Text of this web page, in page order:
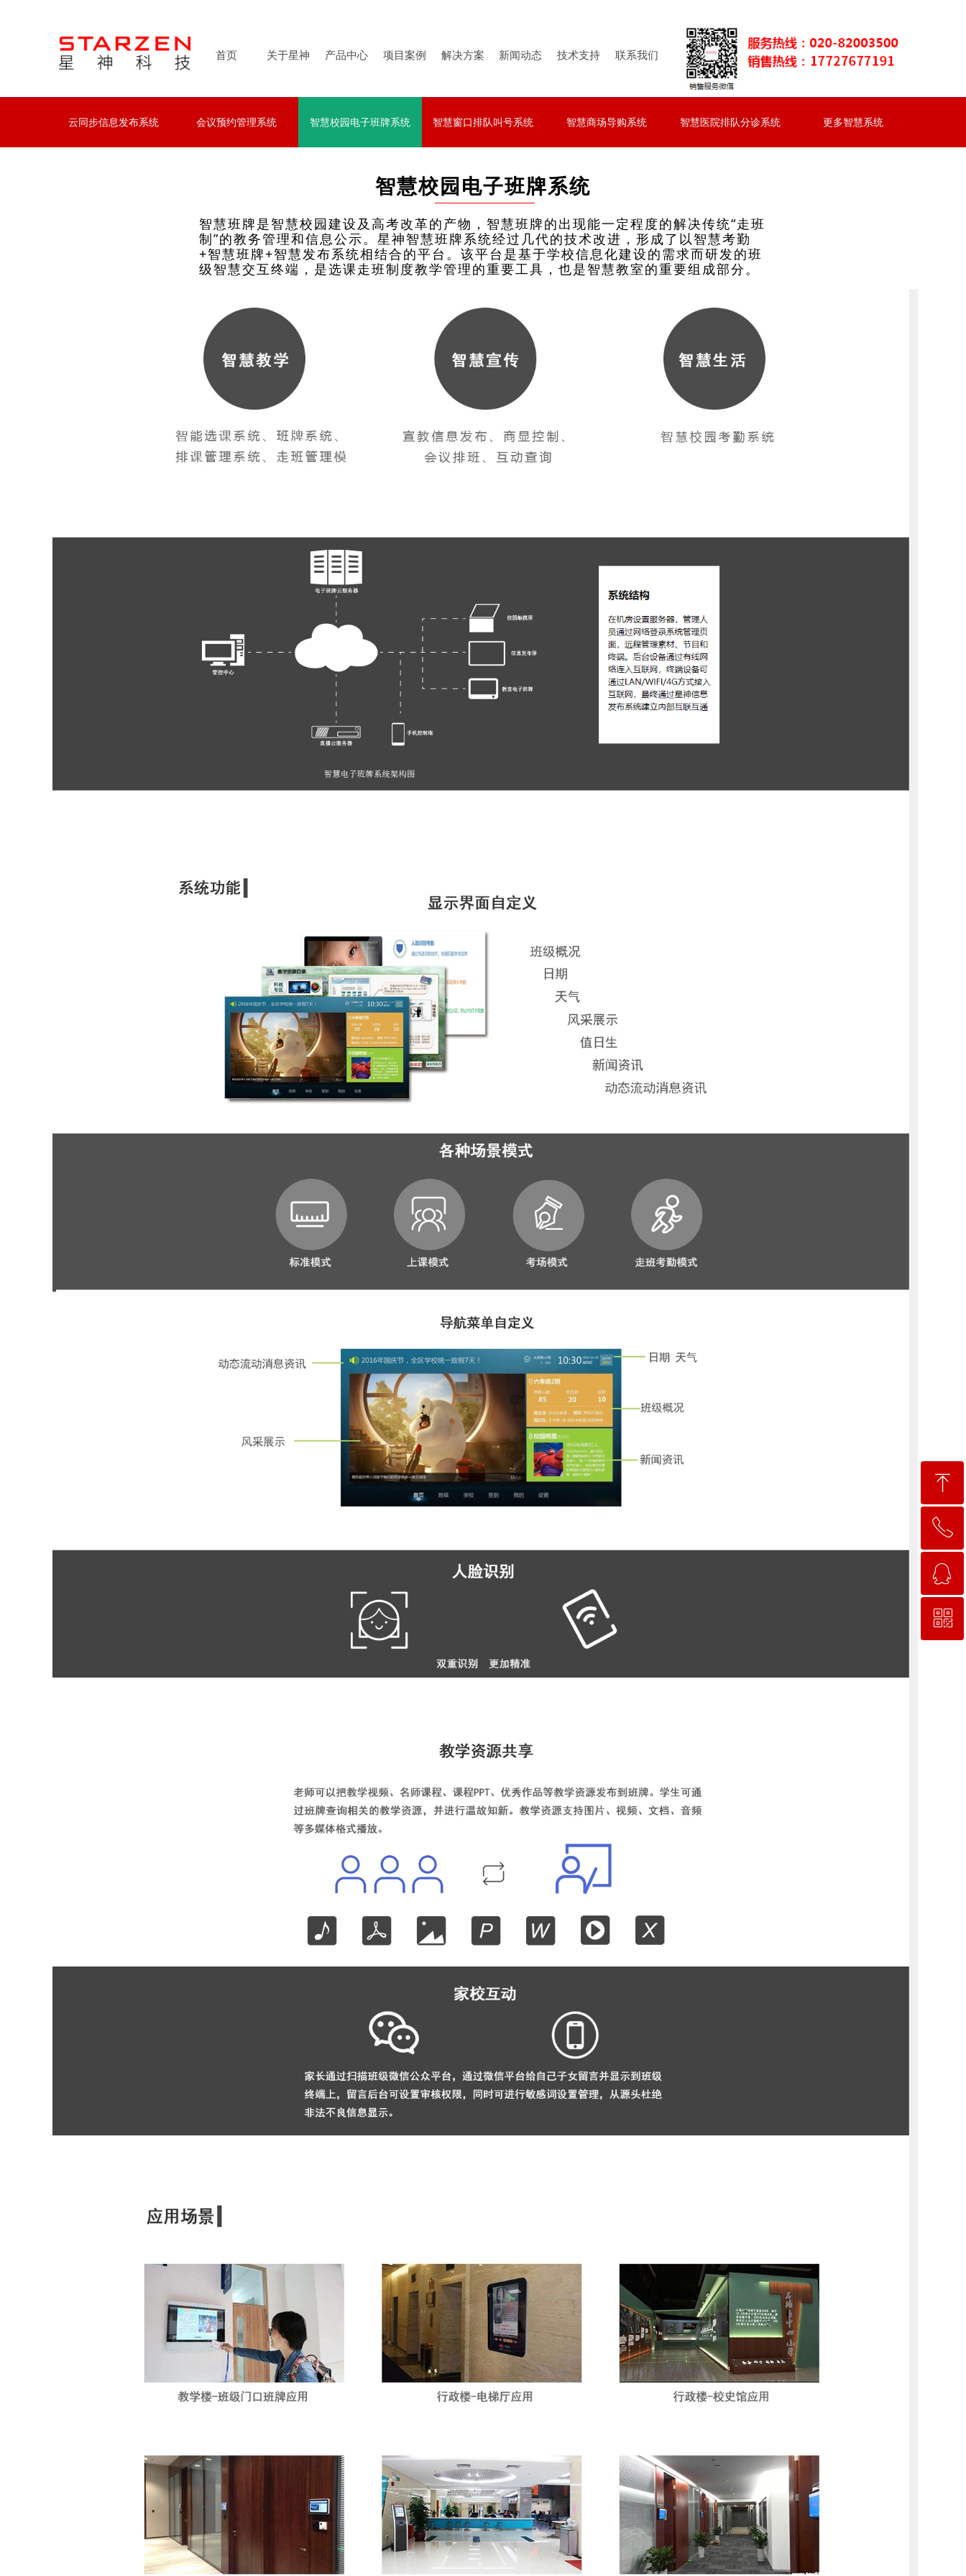
首页 关于星神 产品中心 项目案例 解决方案 新闻动态 技术支持 联系我们
云同步信息发布系统 会议预约管理系统 智慧校园电子班牌系统
智慧校园电子班牌系统
智慧窗口排队叫号系统
智慧窗口排队叫号系统
智慧商场导购系统
智慧商场导购系统
智慧医院排队分诊系统 更多智慧系统
智慧校园电子班牌系统
智慧班牌是智慧校园建设及高考改革的产物，智慧班牌的出现能一定程度的解决传统“走班
制”的教务管理和信息公示。星神智慧班牌系统经过几代的技术改进，形成了以智慧考勤
+智慧班牌+智慧发布系统相结合的平台。该平台是基于学校信息化建设的需求而研发的班
级智慧交互终端，是选课走班制度教学管理的重要工具，也是智慧教室的重要组成部分。
ꁸ
回到顶部
ꂅ
ꁗ
QQ客服
ꀥ